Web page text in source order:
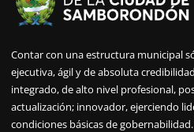
Contar con una estructura municipal
ejecutiva, ágil y de absoluta
integrado, de alto nivel profesional,
actualización; innovador, ejerciendo
condiciones básicas de gobernabilidad.